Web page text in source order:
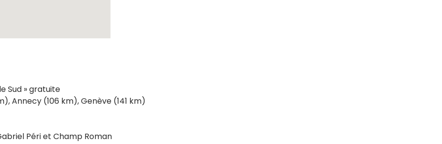
Sud » gratuite
Annecy (106 km), Genève (141 km)
Péri et Champ Roman